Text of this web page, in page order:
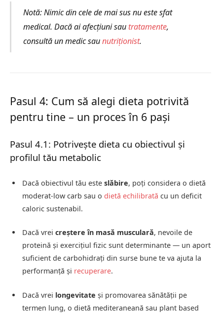
Notă: Nimic din cele de mai sus nu este sfat
medical. Dacă ai afecțiuni sau tratamente,
consultă un medic saunutriționist.
Pasul 4: Cum să alegi dieta potrivită
pentru tine – un proces în 6 pași
Pasul 4.1: Potrivește dieta cu obiectivul și
profilul tău metabolic
Dacă obiectivul tău este slăbire, poți considera o dietă
moderat-low carb sau o dietă echilibrată cu un deficit
caloric sustenabil.
Dacă vrei creștere în masă musculară, nevoile de
proteină și exercițiul fizic sunt determinante — un aport
suficient de carbohidrați din surse bune te va ajuta la
performanță și recuperare.
Dacă vrei longevitate și promovarea sănătății pe
termen lung, o dietă mediteraneană sau plant based